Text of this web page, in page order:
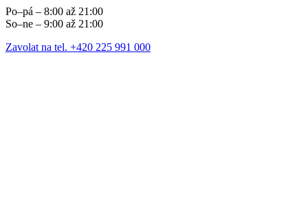
Po–pá – 8:00 až 21:00
So–ne – 9:00 až 21:00
Zavolat na tel. +420 225 991 000